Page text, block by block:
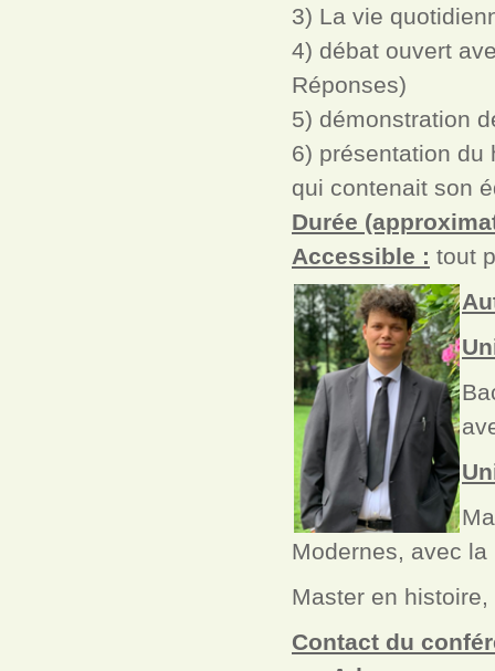
3) La vie
4) débat ouvert
Réponses)
5) démonstration
6) présentation du
qui contenait son
Durée
Accessible : tout
Modernes, avec
Master en
Contact du